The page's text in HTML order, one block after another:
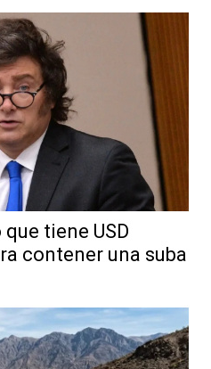
tiene USD
contener una suba